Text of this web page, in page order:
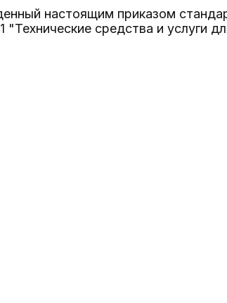
настоящим приказом
"Технические средства и услуги